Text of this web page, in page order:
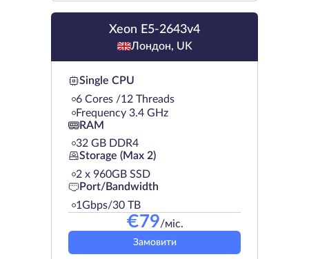
Xeon E5-2643v4
Лондон, UK
Single CPU
6 Cores /12 Threads
Frequency 3.4 GHz
RAM
32 GB DDR4
Storage (Max 2)
2 х 960GB SSD
Port/Bandwidth
1Gbps/30 TB
€79/міс.
Замовити